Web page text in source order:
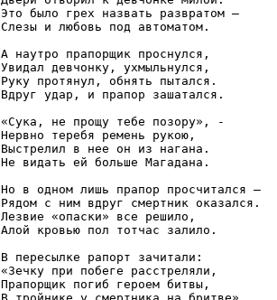
Это было грех назвать развратом –
Слезы и любовь под автоматом.
А наутро прапорщик проснулся,
Увидал девчонку, ухмыльнулся,
Руку протянул, обнять пытался.
Вдруг удар, и прапор зашатался.
«Сука, не прощу тебе позору», -
Нервно теребя ремень рукою,
Выстрелил в нее он из нагана.
Не видать ей больше Магадана.
Но в одном лишь прапор просчитался –
Рядом с ним вдруг смертник оказался.
Лезвие «опаски» все решило,
Алой кровью пол тотчас залило.
В пересылке рапорт зачитали:
«Зечку при побеге расстреляли,
Прапорщик погиб героем битвы,